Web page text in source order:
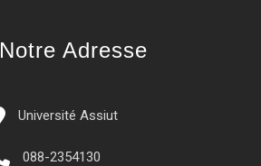
Notre Adresse
Université Assiut
088-2354130